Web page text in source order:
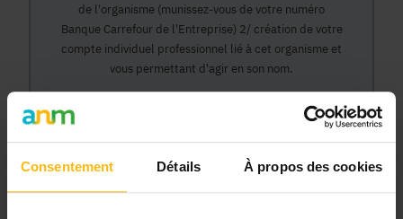
Consentement Détails À propos des cookies
de l'organisme (munissez-vous de votre numéro
Banque Carrefour de l'Entreprise) 2/ création de votre
compte individuel professionnel lié à cet organisme et
vous permettant d'agir en son nom.